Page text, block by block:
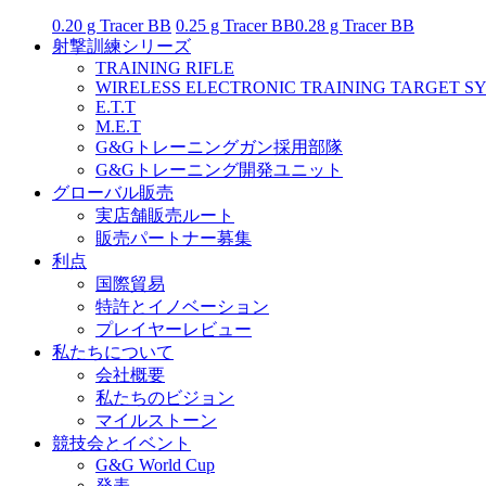
0.20 g Tracer BB 0.25 g Tracer BB0.28 g Tracer BB
射撃訓練シリーズ
TRAINING RIFLE
WIRELESS ELECTRONIC TRAINING TARGET
E.T.T
M.E.T
G&Gトレーニングガン採用部隊
G&Gトレーニング開発ユニット
グローバル販売
実店舗販売ルート
販売パートナー募集
利点
国際貿易
特許とイノベーション
プレイヤーレビュー
私たちについて
会社概要
私たちのビジョン
マイルストーン
競技会とイベント
G&G World Cup